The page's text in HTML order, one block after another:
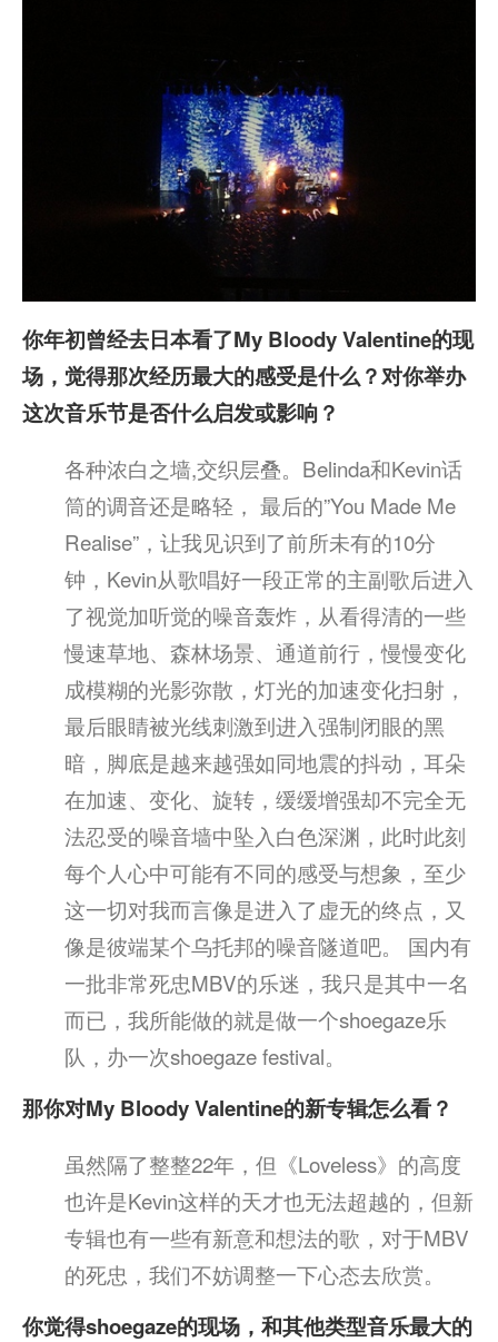
你年初曾经去日本看了My Bloody Valentine的现
场，觉得那次经历最大的感受是什么？对你举办
这次音乐节是否什么启发或影响？
各种浓白之墙,交织层叠。Belinda和Kevin话
筒的调音还是略轻， 最后的”You Made Me
Realise”，让我见识到了前所未有的10分
钟，Kevin从歌唱好一段正常的主副歌后进入
了视觉加听觉的噪音轰炸，从看得清的一些
慢速草地、森林场景、通道前行，慢慢变化
成模糊的光影弥散，灯光的加速变化扫射，
最后眼睛被光线刺激到进入强制闭眼的黑
暗，脚底是越来越强如同地震的抖动，耳朵
在加速、变化、旋转，缓缓增强却不完全无
法忍受的噪音墙中坠入白色深渊，此时此刻
每个人心中可能有不同的感受与想象，至少
这一切对我而言像是进入了虚无的终点，又
像是彼端某个乌托邦的噪音隧道吧。 国内有
一批非常死忠MBV的乐迷，我只是其中一名
而已，我所能做的就是做一个shoegaze乐
队，办一次shoegaze festival。
那你对My Bloody Valentine的新专辑怎么看？
虽然隔了整整22年，但《Loveless》的高度
也许是Kevin这样的天才也无法超越的，但新
专辑也有一些有新意和想法的歌，对于MBV
的死忠，我们不妨调整一下心态去欣赏。
你觉得shoegaze的现场，和其他类型音乐最大的